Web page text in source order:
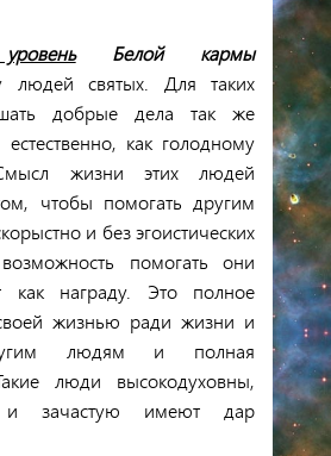
Белой кармы
людей святых. Для таких
добрые дела так же
как голодному
мысл жизни этих людей
чтобы помогать другим
и без эгоистических
помогать они
как награду. Это полное
жизнью ради жизни и
людям и полная
люди высокодуховны,
и зачастую имеют дар